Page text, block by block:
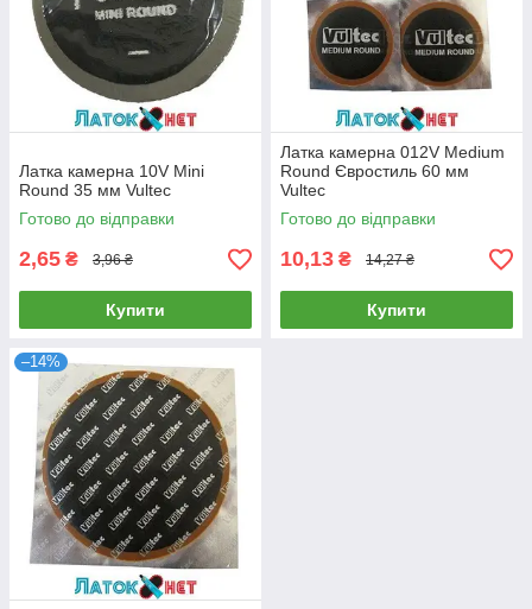
Латка камерна 10V Mini
Round 35 мм Vultec
Готово до відправки
2,65 ₴ 3,96 ₴
Купити
Латка камерна 012V Medium
Round Євростиль 60 мм
Vultec
Готово до відправки
10,13 ₴ 14,27 ₴
Купити
–14%